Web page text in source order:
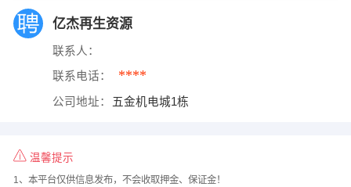
亿杰再生资源
联系人：
联系电话： ****
公司地址： 五金机电城1栋
温馨提示
1、本平台仅供信息发布，不会收取押金、保证金！